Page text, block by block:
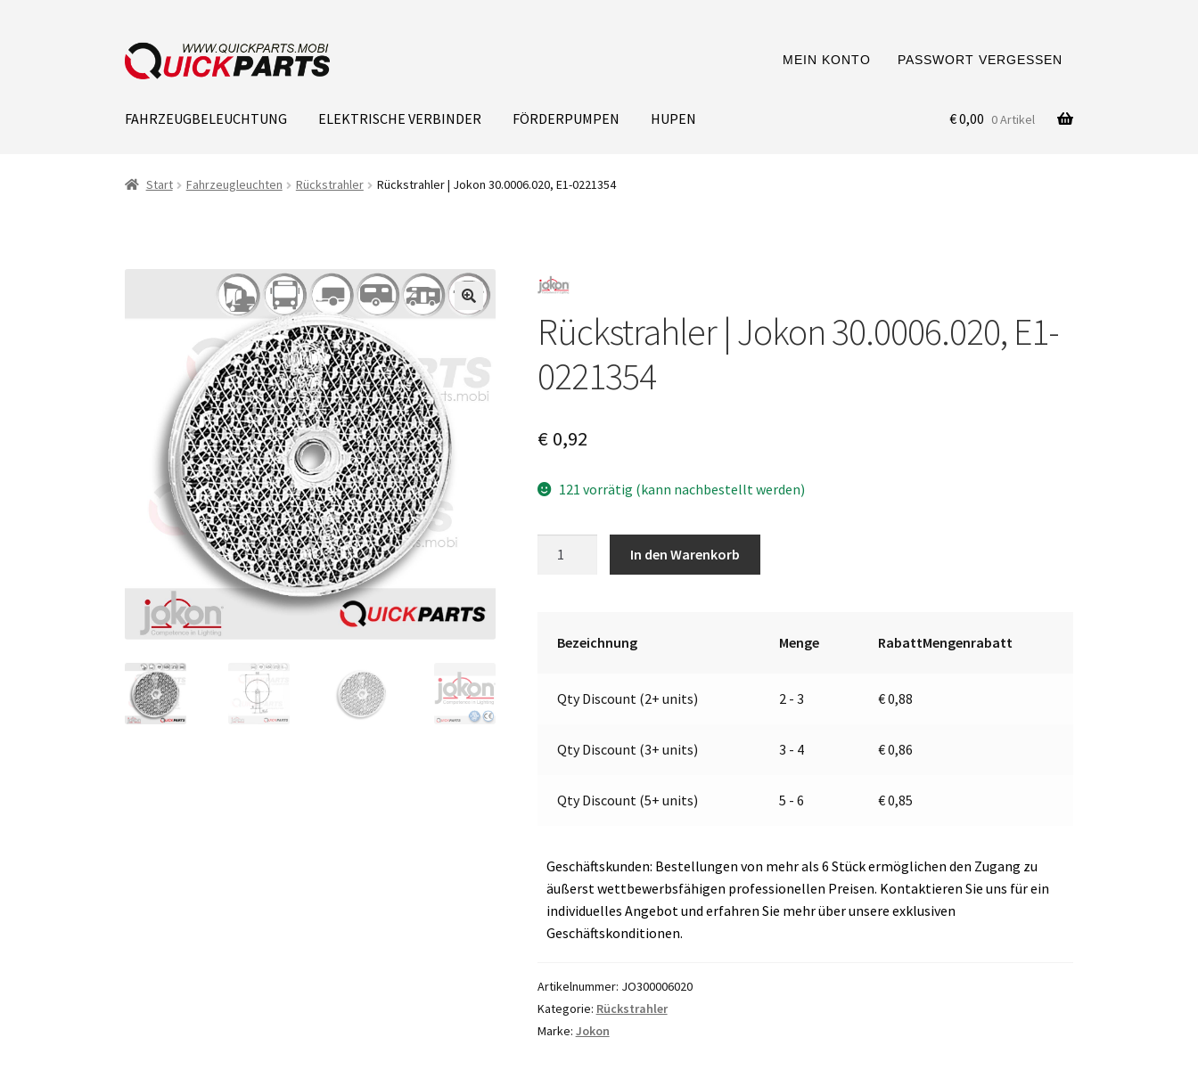
MEIN KONTO PASSWORT VERGESSEN
FAHRZEUGBELEUCHTUNG ELEKTRISCHE VERBINDER FÖRDERPUMPEN HUPEN €0,00 0 Artikel
Start Fahrzeugleuchten Rückstrahler Rückstrahler | Jokon 30.0006.020, E1-0221354
Rückstrahler | Jokon 30.0006.020, E1-
0221354
€0,92
121 vorrätig (kann nachbestellt werden)
In den Warenkorb
Bezeichnung Menge RabattMengenrabatt
Qty Discount (2+ units) 2 - 3 €0,88
Qty Discount (3+ units) 3 - 4 €0,86
Qty Discount (5+ units) 5 - 6 €0,85
Geschäftskunden: Bestellungen von mehr als 6 Stück ermöglichen den Zugang zu
äußerst wettbewerbsfähigen professionellen Preisen. Kontaktieren Sie uns für ein
individuelles Angebot und erfahren Sie mehr über unsere exklusiven
Geschäftskonditionen.
Artikelnummer: JO300006020
Kategorie: Rückstrahler
Marke: Jokon